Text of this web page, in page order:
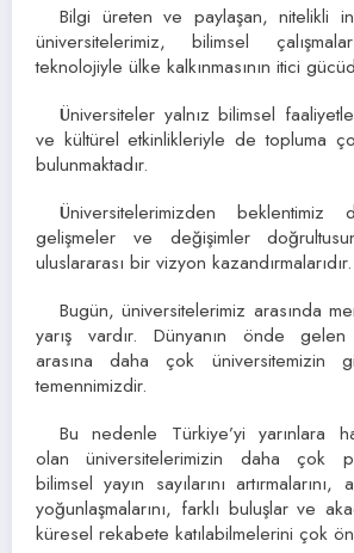
Bilgi üreten ve paylaşan, nitelikli
üniversitelerimiz, bilimsel
teknolojiyle ülke kalkınmasının itici
Üniversiteler yalnız bilimsel
ve kültürel etkinlikleriyle de topluma
bulunmaktadır.
Üniversitelerimizden beklentimiz
gelişmeler ve değişimler
uluslararası bir vizyon kazandırmalarıdır.
Bugün, üniversitelerimiz arasında
yarış vardır. Dünyanın önde
arasına daha çok üniversitemizin
temennimizdir.
Bu nedenle Türkiye’yi yarınlara
olan üniversitelerimizin daha çok
bilimsel yayın sayılarını artırmalarını,
yoğunlaşmalarını, farklı buluşlar ve
küresel rekabete katılabilmelerini çok